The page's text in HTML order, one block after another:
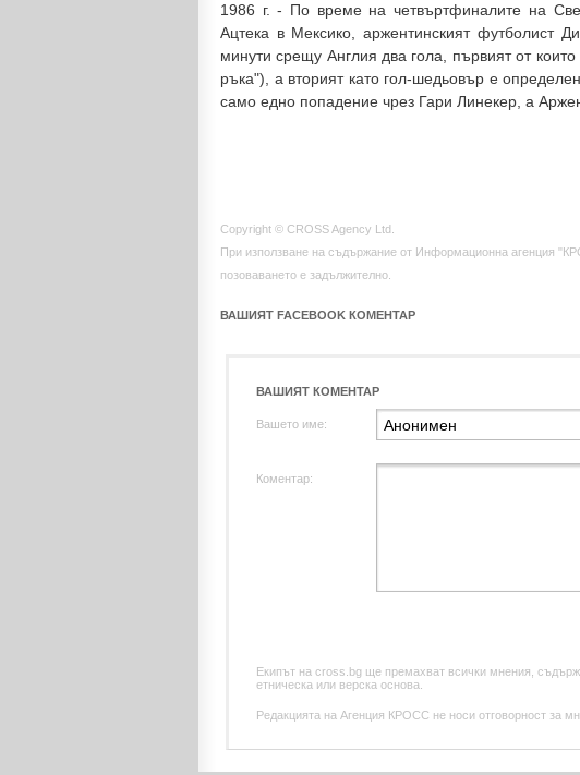
1986 г. - По време на четвъртфиналите на
Ацтека в Мексико, аржентинският футболист
минути срещу Англия два гола, първият от
ръка"), а вторият като гол-шедьовър е
само едно попадение чрез Гари Линекер, а
Copyright © CROSS Agency Ltd.
При използване на съдържание от Информационна агенция
позоваването е задължително.
ВАШИЯТ FACEBOOK КОМЕНТАР
ВАШИЯТ КОМЕНТАР
Вашето име:
Коментар:
Екипът на cross.bg ще премахват всички мнения,
етническа или верска основа.
Редакцията на Агенция КРОСС не носи отговорност за